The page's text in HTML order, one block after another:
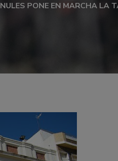
NULES PONE EN MARCHA LA